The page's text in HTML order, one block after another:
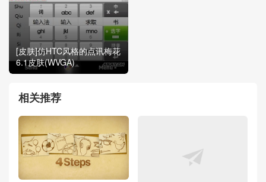
[皮肤]仿HTC风格的点讯梅花
6.1皮肤(WVGA)
相关推荐